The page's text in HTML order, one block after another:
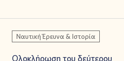
Ναυτική Έρευνα & Ιστορία
Ολοκλήρωση του δεύτερου